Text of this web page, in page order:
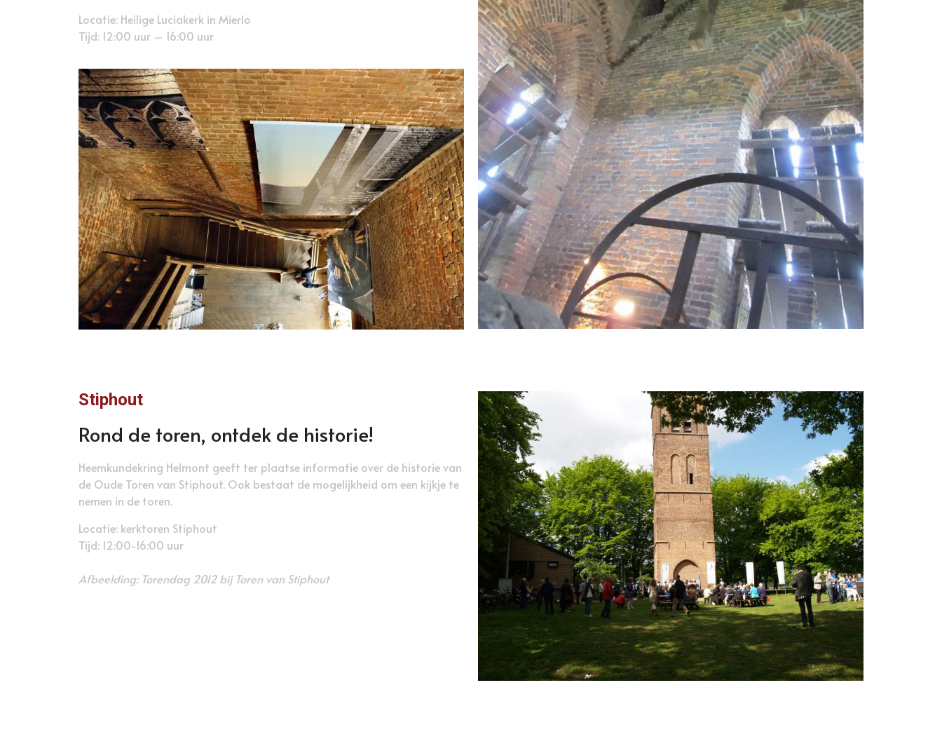
Locatie: Heilige Luciakerk in Mierlo
Tijd: 12:00 uur – 16:00 uur
Stiphout
Rond de toren, ontdek de historie!
Heemkundekring Helmont geeft ter plaatse informatie over de historie van
de Oude Toren van Stiphout. Ook bestaat de mogelijkheid om een kijkje te
nemen in de toren.
Locatie: kerktoren Stiphout
Tijd: 12:00-16:00 uur
Afbeelding: Torendag 2012 bij Toren van Stiphout